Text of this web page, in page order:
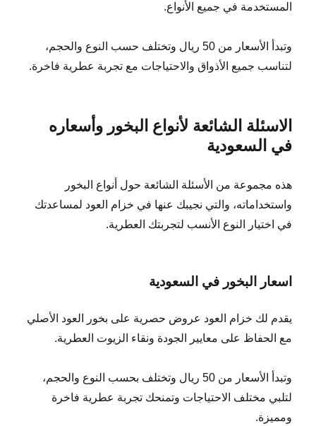
المستخدمة في جميع الأنواع.
وتبدأ الأسعار من 50 ريال وتختلف حسب النوع والحجم،
لتناسب جميع الأذواق والاحتياجات مع تجربة عطرية فاخرة.
الاسئلة الشائعة لأنواع البخور وأسعاره
في السعودية
هذه مجموعة من الأسئلة الشائعة حول أنواع البخور
واستخداماته، والتي نجيبك عنها في خزام العود لمساعدتك
في اختيار النوع الأنسب لتجربتك العطرية.
اسعار البخور في السعودية
يقدم لك خزام العود عروض حصرية على بخور العود الأصلي
مع الحفاظ على معايير الجودة ونقاء الزيوت العطرية.
وتبدأ الأسعار من 50 ريال وتختلف بحسب النوع والحجم،
لتلبي مختلف الاحتياجات وتمنحك تجربة عطرية فاخرة
ومميزة.